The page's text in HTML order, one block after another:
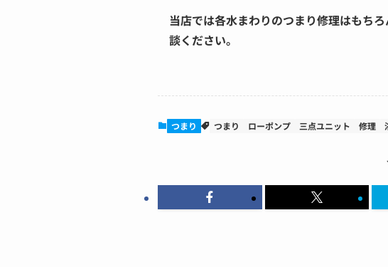
当店では各水まわりのつまり修理はもち
談ください。
つまり つまり ローポンプ 三点ユニット 修理